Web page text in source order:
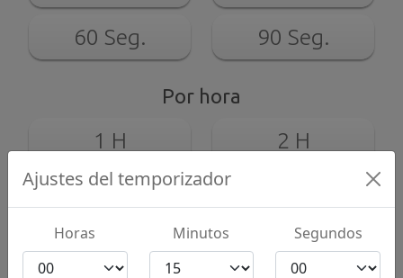
Ajustes del temporizador
Horas Minutos Segundos
60 Seg. 90 Seg.
Por hora
1 H 2 H
4 H
Temporizador de 15